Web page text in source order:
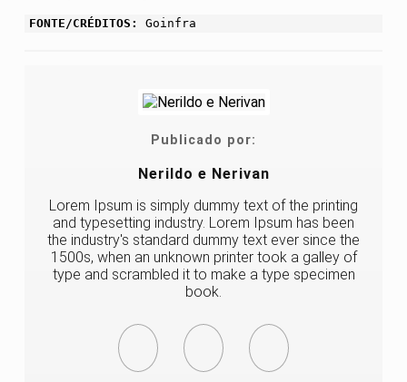
FONTE/CRÉDITOS: Goinfra
Publicado por:
Nerildo e Nerivan
Lorem Ipsum is simply dummy text of the printing
and typesetting industry. Lorem Ipsum has been
the industry's standard dummy text ever since the
1500s, when an unknown printer took a galley of
type and scrambled it to make a type specimen
book.